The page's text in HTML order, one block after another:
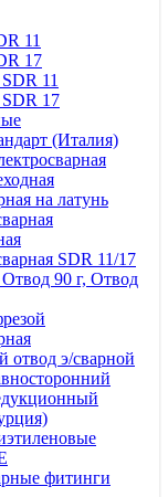
11
17
11
17
(Италия)
на латунь
SDR 11/17
90 г, Отвод
отвод э/сварной
фитинги